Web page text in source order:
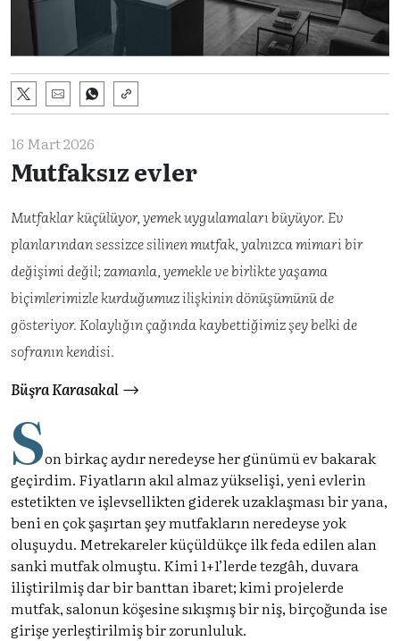
16 Mart 2026
Mutfaksız evler
Mutfaklar küçülüyor, yemek uygulamaları büyüyor. Ev
planlarından sessizce silinen mutfak, yalnızca mimari bir
değişimi değil; zamanla, yemekle ve birlikte yaşama
biçimlerimizle kurduğumuz ilişkinin dönüşümünü de
gösteriyor. Kolaylığın çağında kaybettiğimiz şey belki de
sofranın kendisi.
Büşra Karasakal
Son birkaç aydır neredeyse her günümü ev bakarak
geçirdim. Fiyatların akıl almaz yükselişi, yeni evlerin
estetikten ve işlevsellikten giderek uzaklaşması bir yana,
beni en çok şaşırtan şey mutfakların neredeyse yok
oluşuydu. Metrekareler küçüldükçe ilk feda edilen alan
sanki mutfak olmuştu. Kimi 1+1’lerde tezgâh, duvara
iliştirilmiş dar bir banttan ibaret; kimi projelerde
mutfak, salonun köşesine sıkışmış bir niş, birçoğunda ise
girişe yerleştirilmiş bir zorunluluk.